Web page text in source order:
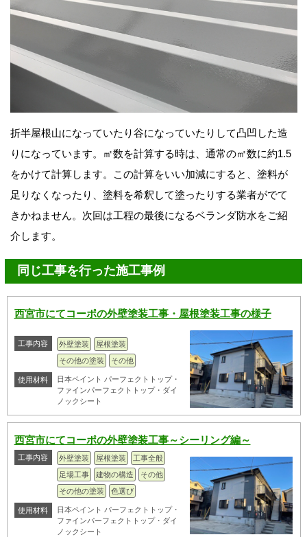
折半屋根山になっていたり谷になっていたりして凸凹した造
りになっています。㎡数を計算する時は、通常の㎡数に約1.5
をかけて計算します。この計算をいい加減にすると、塗料が
足りなくなったり、塗料を希釈して塗ったりする業者がでて
きかねません。次回は工程の最後になるベランダ防水をご紹
介します。
同じ工事を行った施工事例
西宮市にてコーポの外壁塗装工事・屋根塗装工事の様子
工事内容 外壁塗装
屋根塗装
その他の塗装
その他
使用材料
日本ペイント パーフェクトトップ・
ファインパーフェクトトップ・ダイ
ノックシート
西宮市にてコーポの外壁塗装工事～シーリング編～
工事内容 外壁塗装 屋根塗装
工事全般
足場工事
建物の構造
その他
その他の塗装
色選び
使用材料
日本ペイント パーフェクトトップ・
ファインパーフェクトトップ・ダイ
ノックシート